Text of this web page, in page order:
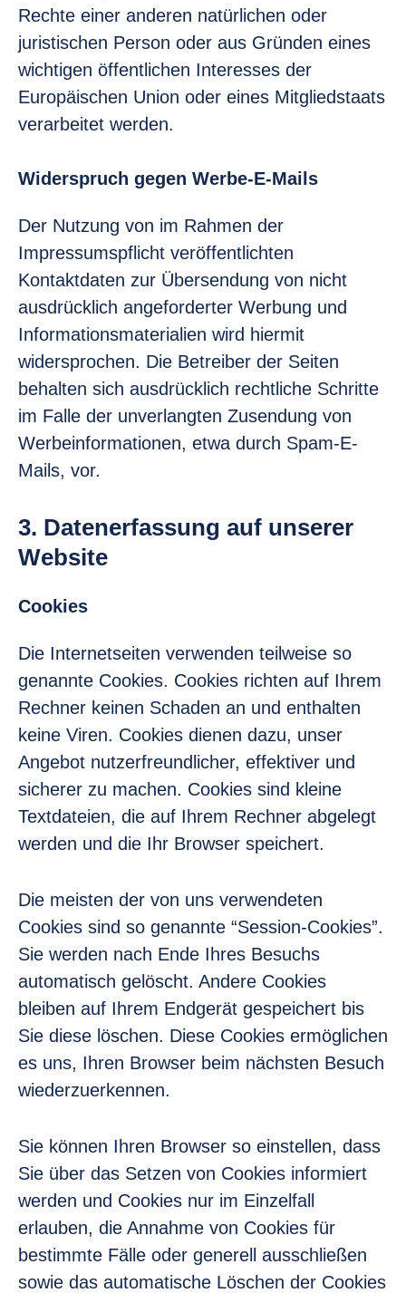
Rechte einer anderen natürlichen oder
juristischen Person oder aus Gründen eines
wichtigen öffentlichen Interesses der
Europäischen Union oder eines Mitgliedstaats
verarbeitet werden.
Widerspruch gegen Werbe-E-Mails
Der Nutzung von im Rahmen der
Impressumspflicht veröffentlichten
Kontaktdaten zur Übersendung von nicht
ausdrücklich angeforderter Werbung und
Informationsmaterialien wird hiermit
widersprochen. Die Betreiber der Seiten
behalten sich ausdrücklich rechtliche Schritte
im Falle der unverlangten Zusendung von
Werbeinformationen, etwa durch Spam-E-
Mails, vor.
3. Datenerfassung auf unserer
Website
Cookies
Die Internetseiten verwenden teilweise so
genannte Cookies. Cookies richten auf Ihrem
Rechner keinen Schaden an und enthalten
keine Viren. Cookies dienen dazu, unser
Angebot nutzerfreundlicher, effektiver und
sicherer zu machen. Cookies sind kleine
Textdateien, die auf Ihrem Rechner abgelegt
werden und die Ihr Browser speichert.
Die meisten der von uns verwendeten
Cookies sind so genannte “Session-Cookies”.
Sie werden nach Ende Ihres Besuchs
automatisch gelöscht. Andere Cookies
bleiben auf Ihrem Endgerät gespeichert bis
Sie diese löschen. Diese Cookies ermöglichen
es uns, Ihren Browser beim nächsten Besuch
wiederzuerkennen.
Sie können Ihren Browser so einstellen, dass
Sie über das Setzen von Cookies informiert
werden und Cookies nur im Einzelfall
erlauben, die Annahme von Cookies für
bestimmte Fälle oder generell ausschließen
sowie das automatische Löschen der Cookies